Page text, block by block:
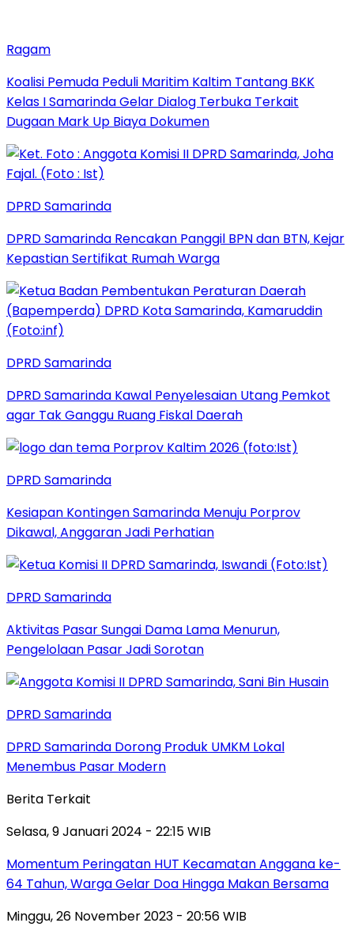
Ragam
Koalisi Pemuda Peduli Maritim Kaltim Tantang BKK
Kelas I Samarinda Gelar Dialog Terbuka Terkait
Dugaan Mark Up Biaya Dokumen
DPRD Samarinda
DPRD Samarinda Rencakan Panggil BPN dan BTN, Kejar
Kepastian Sertifikat Rumah Warga
DPRD Samarinda
DPRD Samarinda Kawal Penyelesaian Utang Pemkot
agar Tak Ganggu Ruang Fiskal Daerah
DPRD Samarinda
Kesiapan Kontingen Samarinda Menuju Porprov
Dikawal, Anggaran Jadi Perhatian
DPRD Samarinda
Aktivitas Pasar Sungai Dama Lama Menurun,
Pengelolaan Pasar Jadi Sorotan
DPRD Samarinda
DPRD Samarinda Dorong Produk UMKM Lokal
Menembus Pasar Modern
Berita Terkait
Selasa, 9 Januari 2024 - 22:15 WIB
Momentum Peringatan HUT Kecamatan Anggana ke-
64 Tahun, Warga Gelar Doa Hingga Makan Bersama
Minggu, 26 November 2023 - 20:56 WIB